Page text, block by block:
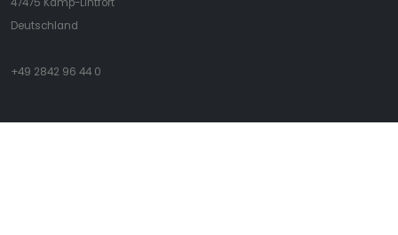
Deutschland
+49 2842 96 44 0